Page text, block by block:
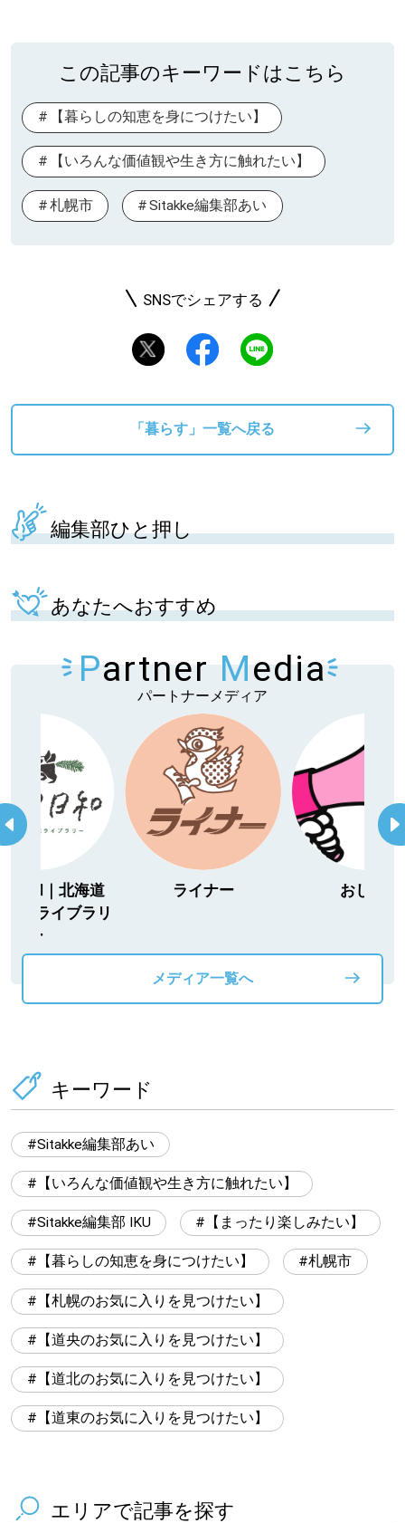
この記事のキーワードはこちら
【暮らしの知恵を身につけたい】
【いろんな価値観や生き方に触れたい】
札幌市 Sitakke編集部あい
SNSでシェアする
「暮らす」一覧へ戻る
編集部ひと押し
あなたへおすすめ
Partner Media
パートナーメディア
日和｜北海道
り道ライブラリ
ー
ライナー おしらせ
メディア一覧へ
キーワード
Sitakke編集部あい
【いろんな価値観や生き方に触れたい】
Sitakke編集部 IKU 【まったり楽しみたい】
【暮らしの知恵を身につけたい】 札幌市
【札幌のお気に入りを見つけたい】
【道央のお気に入りを見つけたい】
【道北のお気に入りを見つけたい】
【道東のお気に入りを見つけたい】
エリアで記事を探す